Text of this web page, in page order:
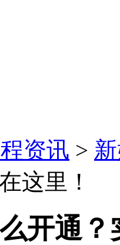
资讯 >
这里！
开通